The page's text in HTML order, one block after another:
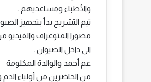
والأطباء ومساعديهم .
تيم التشريح بدأ بتجهيز
مصورا الفتوغراف والفيديو
الى داخل الصيوان .
عم أحمد والوالدة المكلومة
من الحاضرين من أولياء الدم